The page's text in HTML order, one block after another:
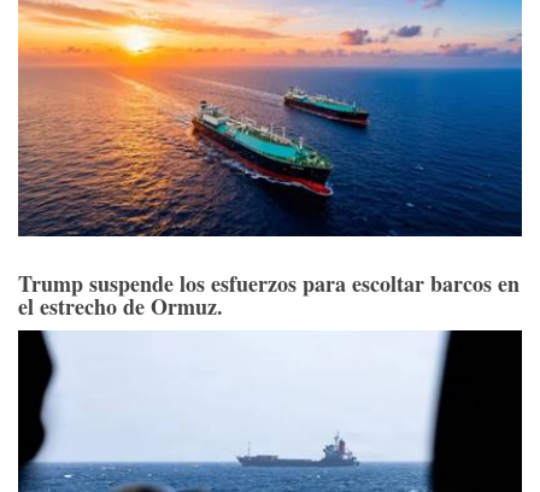
Trump suspende los esfuerzos para escoltar barcos en
el estrecho de Ormuz.